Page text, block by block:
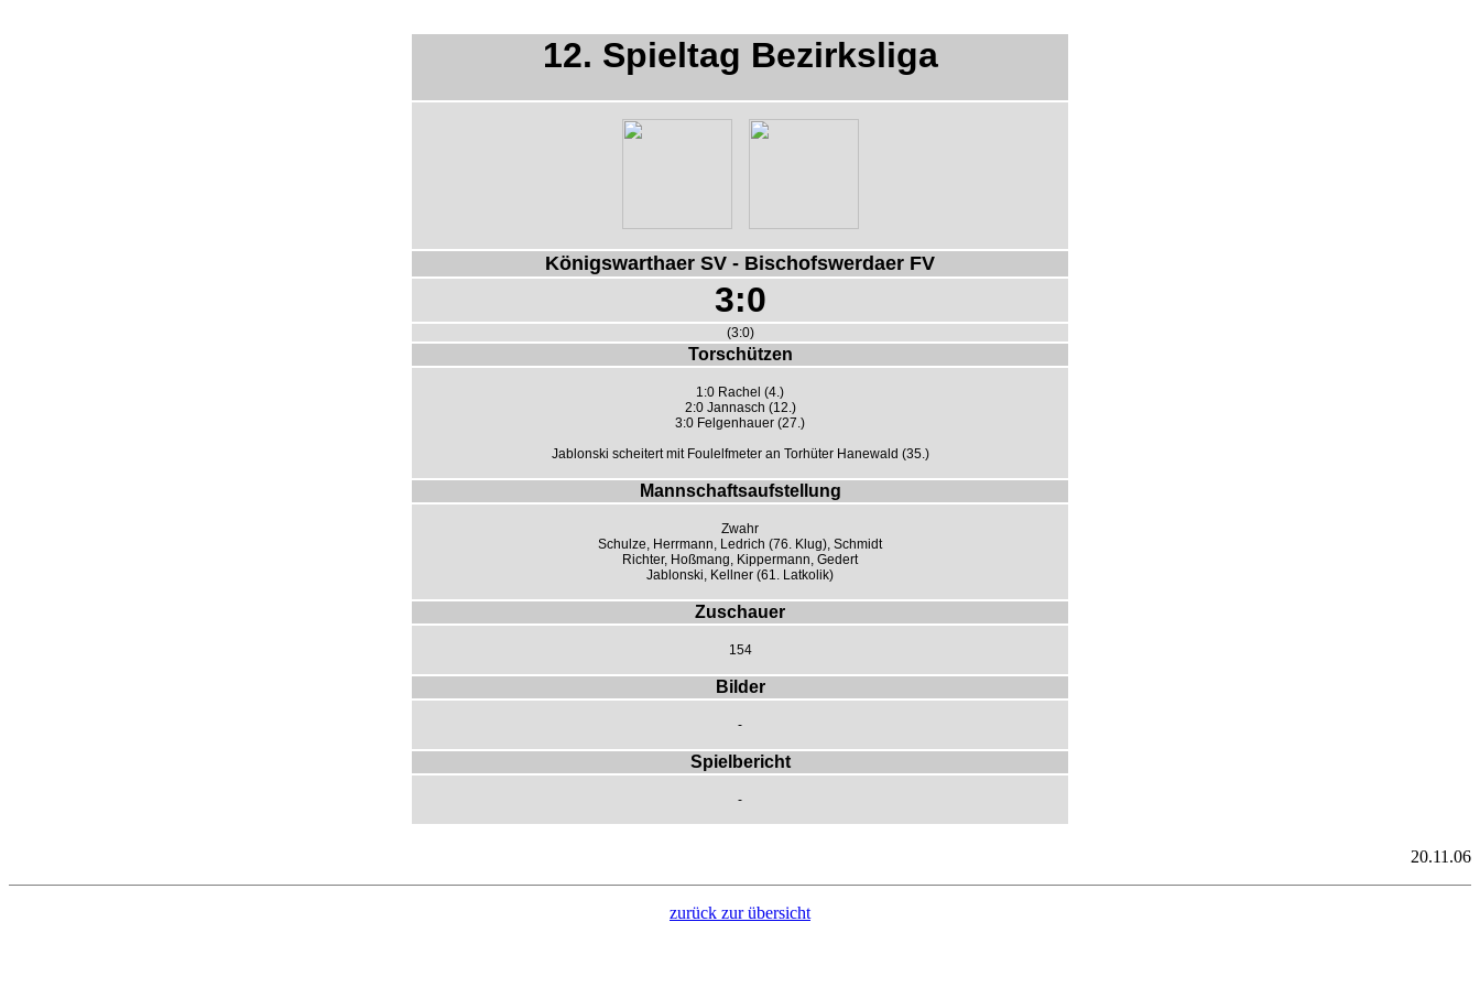
12. Spieltag Bezirksliga
Königswarthaer SV - Bischofswerdaer FV
3:0
(3:0)
Torschützen
1:0 Rachel (4.)
2:0 Jannasch (12.)
3:0 Felgenhauer (27.)
Jablonski scheitert mit Foulelfmeter an Torhüter Hanewald (35.)
Mannschaftsaufstellung
Zwahr
Schulze, Herrmann, Ledrich (76. Klug), Schmidt
Richter, Hoßmang, Kippermann, Gedert
Jablonski, Kellner (61. Latkolik)
Zuschauer
154
Bilder
-
Spielbericht
-
20.11.06
zurück zur übersicht